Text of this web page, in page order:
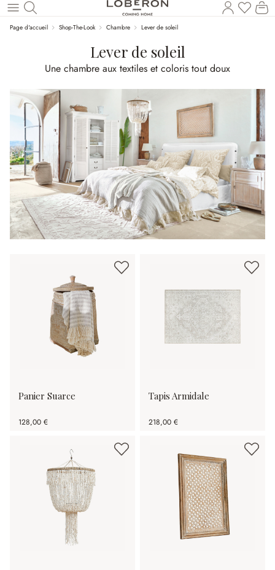
Revenir au contenu principal
Vous
Page d'accueil Shop-The-Look Chambre Lever de soleil
Lever de soleil
Une chambre aux textiles et coloris tout doux
Panier Suarce
128,00 €
Tapis Armidale
218,00 €